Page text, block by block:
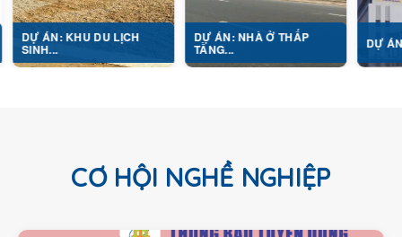
DU LỊCH DỰ ÁN: NHÀ Ở THẤP
TẦNG... DỰ ÁN: TỔ HỢP
CƠ HỘI NGHỀ NGHIỆP